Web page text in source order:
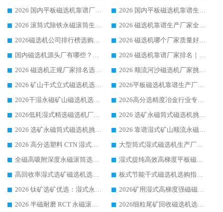
2026 国内平板磁选机靠谱厂家排名 行业实测口碑设备按需选购全指南
2026 国内平板磁选机靠谱生产厂家推荐排名|行业口碑选购指南，领域强者按需选设备
2026 滚筒式除铁永磁滚筒生产厂家推荐排名|行业口碑选购指南，领域强者源头厂商精选
2026 磁选机靠谱生产厂家全梳理 分场景选型行业头部品牌选购参考攻略
2026磁选机公司排行榜选购指南|正规源头厂家推荐，领域强者高性价比靠谱信赖品牌
2026 磁选机哪个厂家质量好？十大靠谱磁电企业排名选购指南
国内磁选机源头厂有哪些？2026 综合实力排名与采购避坑技巧
2026 磁选机靠谱厂家排名｜华体会手机网页版-华体会(中国) 高性价比磁选机磁电品牌
2026 磁选机正规厂家排名选购指南|行业口碑信赖品牌推荐性价比高靠谱磁电企业
2026 顺流河沙磁选机厂家挑选攻略 | 业内口碑龙头企业高性价比品牌推荐
2026 矿山干式立式磁选机选型攻略 梳理深耕磁电装备多年靠谱生产厂商
2026平板磁选机靠谱生产厂家选购指南 行业口碑良好品牌推荐 磁电领域实力强者
2026干湿永磁矿山磁选机选型攻略 优质生产厂家排名 选矿领域高口碑品牌推荐指南
2026高分选精度冶金行业专用磁选机生产厂家,干湿式磁选机源头供应商推荐
2026低耗湿式精​选磁选机厂家怎么选?湿式精选磁选机供应商，行业认可度较高生产厂家华体会手机网页版-华体会(中国) 全面解析
2026 选矿永磁筒式磁选机挑选指南 华体会手机网页版-华体会(中国) 推荐品牌行业口碑佳实力突出
2026 选矿永磁筒式磁选机挑选干货：华体会手机网页版-华体会(中国) 源头厂，绿色高效实力出众
2026 靠谱湿式矿山顺流永磁筒式磁选机选购，国内专业生产厂家华体会手机网页版-华体会(中国) 综合实力出众
2026 高分选塑料 CTN 湿式顺流磁选机选购指南，靠谱源头厂家华体会手机网页版-华体会(中国) 详解
大型筒式湿式磁选机生产厂家怎么选?华体会手机网页版-华体会(中国) 设备口碑广受行业认可
全磁高吸附深度永磁滚筒选购指南 业内口碑稳定磁电设备生产厂家详细推荐
湿式提纯高效高梯度平板磁选机靠谱设备源头厂商华体会手机网页版-华体会(中国) 综合测评
高回收率湿式选矿磁选机选购指南 业内口碑磁电设备生产厂家实力解析
板式节能干式磁选机选购指南，源头生产厂家华体会手机网页版-华体会(中国) 综合实力可观
2026 钛矿选矿优选：湿式永磁筒式磁选机源头厂家华体会手机网页版-华体会(中国) 综合解析
2026矿用湿式高梯度强磁磁选机选购指南，临朐靠谱磁电生产厂家华体会手机网页版-华体会(中国) 详解
2026 半磁耐磨 RCT 永磁滚筒选购指南，临朐源头生产厂家华体会手机网页版-华体会(中国) 实测分享
2026细粒尾矿回收磁选机选购指南 产业集群优质生产厂家华体会手机网页版-华体会(中国) 解析